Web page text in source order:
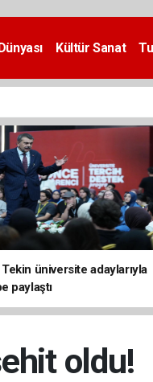
Kültür Sanat
Tekin üniversite adaylarıyla
paylaştı
oldu!